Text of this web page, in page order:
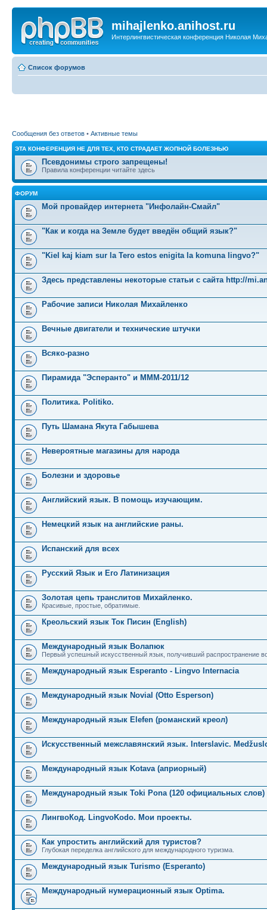
mihajlenko.anihost.ru
Интерлингвистическая конференция Николая
Список форумов
Сообщения без ответов • Активные темы
ЭТА КОНФЕРЕНЦИЯ НЕ ДЛЯ ТЕХ, КТО СТРАДАЕТ ЖОПНОЙ БОЛЕЗНЬЮ
Псевдонимы строго запрещены!
Правила конференции читайте здесь
ФОРУМ
Мой провайдер интернета "Инфолайн-Смайл"
"Как и когда на Земле будет введён общий язык?"
"Kiel kaj kiam sur la Tero estos enigita la komuna lingvo?"
Здесь представлены некоторые статьи с сайта http://
Рабочие записи Николая Михайленко
Вечные двигатели и технические штучки
Всяко-разно
Пирамида "Эсперанто" и MMM-2011/12
Политика. Politiko.
Путь Шамана Якута Габышева
Невероятные магазины для народа
Болезни и здоровье
Английский язык. В помощь изучающим.
Немецкий язык на английские раны.
Испанский для всех
Русский Язык и Его Латинизация
Золотая цепь транслитов Михайленко.
Красивые, простые, обратимые.
Креольский язык Ток Писин (English)
Международный язык Волапюк
Первый успешный искусственный язык, получивший распространение
Международный язык Esperanto - Lingvo Internacia
Международный язык Novial (Otto Esperson)
Международный язык Elefen (романский креол)
Искусственный межславянский язык. Interslavic.
Международный язык Kotava (априорный)
Международный язык Toki Pona (120 официальных слов)
ЛингвоКод. LingvoKodo. Мои проекты.
Как упростить английский для туристов?
Глубокая переделка английского для международного туризма.
Международный язык Turismo (Esperanto)
Международный нумерационный язык Optima.